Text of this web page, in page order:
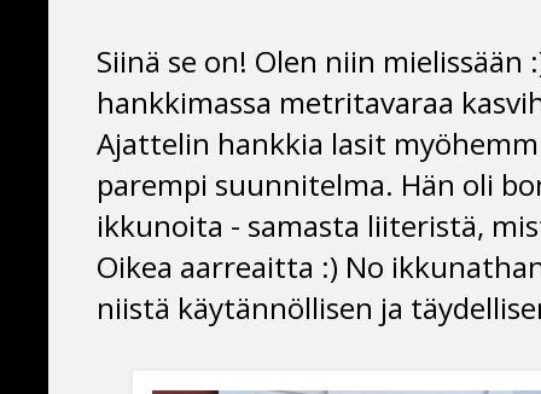
Siinä se on! Olen niin
hankkimassa metritavaraa
Ajattelin hankkia lasit
parempi suunnitelma. Hän oli
ikkunoita - samasta liiteristä,
Oikea aarreaitta :) No
niistä käytännöllisen ja